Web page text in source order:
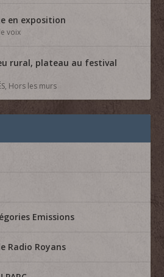
en exposition
voix
rural, plateau au festival
, Hors les murs
Emissions
Radio Royans